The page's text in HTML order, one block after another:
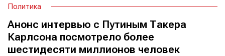
Политика
Анонс интервью с Путиным Такера
Карлсона посмотрело более
шестидесяти миллионов человек